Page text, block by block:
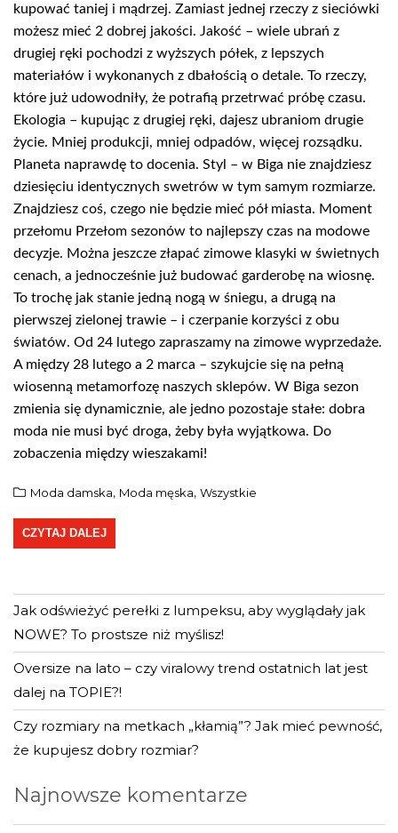
kupować taniej i mądrzej. Zamiast jednej rzeczy z sieciówki
możesz mieć 2 dobrej jakości. Jakość – wiele ubrań z
drugiej ręki pochodzi z wyższych półek, z lepszych
materiałów i wykonanych z dbałością o detale. To rzeczy,
które już udowodniły, że potrafią przetrwać próbę czasu.
Ekologia – kupując z drugiej ręki, dajesz ubraniom drugie
życie. Mniej produkcji, mniej odpadów, więcej rozsądku.
Planeta naprawdę to docenia. Styl – w Biga nie znajdziesz
dziesięciu identycznych swetrów w tym samym rozmiarze.
Znajdziesz coś, czego nie będzie mieć pół miasta. Moment
przełomu Przełom sezonów to najlepszy czas na modowe
decyzje. Można jeszcze złapać zimowe klasyki w świetnych
cenach, a jednocześnie już budować garderobę na wiosnę.
To trochę jak stanie jedną nogą w śniegu, a drugą na
pierwszej zielonej trawie – i czerpanie korzyści z obu
światów. Od 24 lutego zapraszamy na zimowe wyprzedaże.
A między 28 lutego a 2 marca – szykujcie się na pełną
wiosenną metamorfozę naszych sklepów. W Biga sezon
zmienia się dynamicznie, ale jedno pozostaje stałe: dobra
moda nie musi być droga, żeby była wyjątkowa. Do
zobaczenia między wieszakami!
Moda damska, Moda męska, Wszystkie
CZYTAJ DALEJ
Jak odświeżyć perełki z lumpeksu, aby wyglądały jak
NOWE? To prostsze niż myślisz!
Oversize na lato – czy viralowy trend ostatnich lat jest
dalej na TOPIE?!
Czy rozmiary na metkach „kłamią”? Jak mieć pewność,
że kupujesz dobry rozmiar?
Najnowsze komentarze